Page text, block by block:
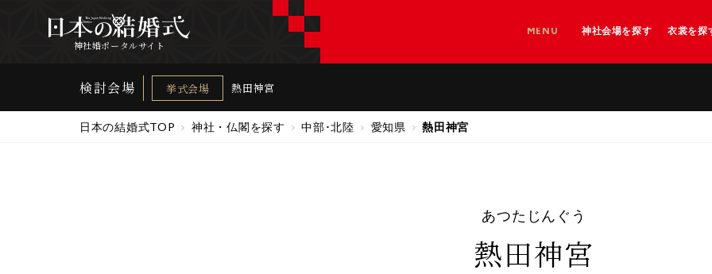
神社婚ポータルサイト
MENU 神社会場を探す 衣裳を探
検討会場 挙式会場 熱田神宮
日本の結婚式TOP 神社・仏閣を探す 中部･北陸 愛知県 熱田神宮
あつたじんぐう
熱田神宮